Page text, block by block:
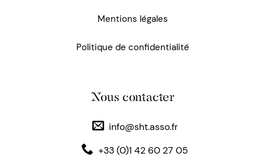
Mentions légales
Politique de confidentialité
Nous contacter
info@sht.asso.fr
+33 (0)1 42 60 27 05